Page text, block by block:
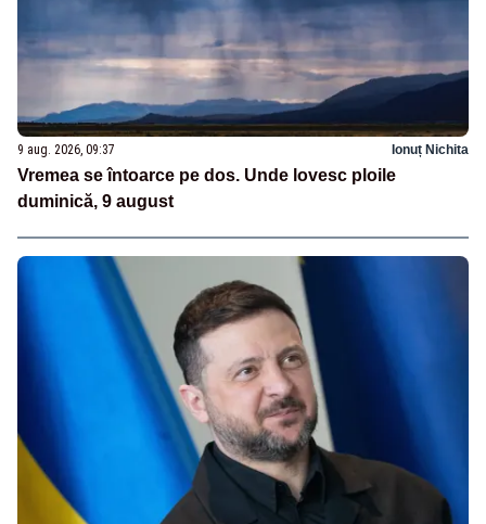
9 aug. 2026, 09:37 Ionuț Nichita
Vremea se întoarce pe dos. Unde lovesc ploile
duminică, 9 august